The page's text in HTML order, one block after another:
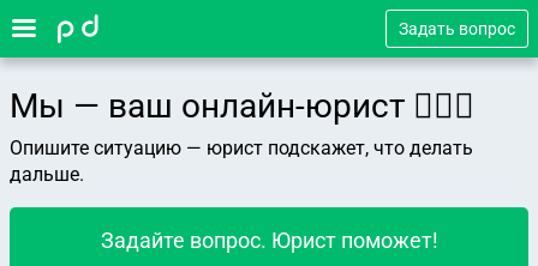
Задать вопрос
Мы — ваш онлайн-юрист 👨🏻‍⚖️
Опишите ситуацию — юрист подскажет, что делать
дальше.
Задайте вопрос. Юрист поможет!